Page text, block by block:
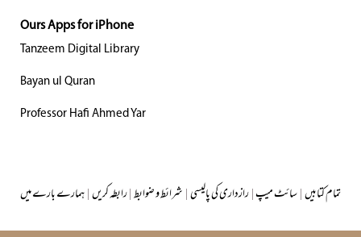
Ours Apps for iPhone
Tanzeem Digital Library
Bayan ul Quran
Professor Hafi Ahmed Yar
ہمارے بارے میں|رابطہ کریں|شرائط و ضوابط|رازداری کی پالیسی|سائٹ میپ|تمام کتابیں